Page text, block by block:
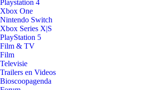
Playstation 4
Xbox One
Nintendo Switch
Xbox Series X|S
PlayStation 5
Film & TV
Film
Televisie
Trailers en Videos
Bioscoopagenda